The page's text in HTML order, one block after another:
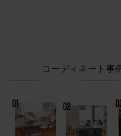
コーディネート事